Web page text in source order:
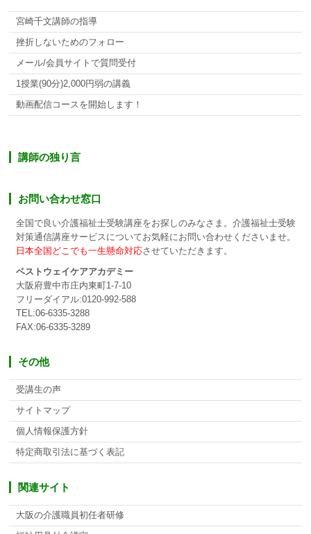
宮崎千文講師の指導
挫折しないためのフォロー
メール/会員サイトで質問受付
1授業(90分)2,000円弱の講義
動画配信コースを開始します！
講師の独り言
お問い合わせ窓口
全国で良い介護福祉士受験講座をお探しのみなさま。介護福祉士受験
対策通信講座サービスについてお気軽にお問い合わせくださいませ。
日本全国どこでも一生懸命対応させていただきます。
ベストウェイケアアカデミー
大阪府豊中市庄内東町1-7-10
フリーダイアル:0120-992-588
TEL:06-6335-3288
FAX:06-6335-3289
その他
受講生の声
サイトマップ
個人情報保護方針
特定商取引法に基づく表記
関連サイト
大阪の介護職員初任者研修